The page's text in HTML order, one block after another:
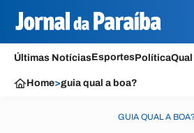
Últimas NotíciasEsportesPolítica
Home>guia qual a boa?
GUIA QUAL A BOA?